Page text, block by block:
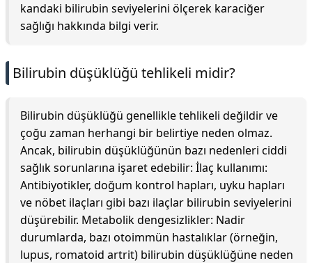
kandaki bilirubin seviyelerini ölçerek karaciğer
sağlığı hakkında bilgi verir.
Bilirubin düşüklüğü tehlikeli midir?
Bilirubin düşüklüğü genellikle tehlikeli değildir ve
çoğu zaman herhangi bir belirtiye neden olmaz.
Ancak, bilirubin düşüklüğünün bazı nedenleri ciddi
sağlık sorunlarına işaret edebilir: İlaç kullanımı:
Antibiyotikler, doğum kontrol hapları, uyku hapları
ve nöbet ilaçları gibi bazı ilaçlar bilirubin seviyelerini
düşürebilir. Metabolik dengesizlikler: Nadir
durumlarda, bazı otoimmün hastalıklar (örneğin,
lupus, romatoid artrit) bilirubin düşüklüğüne neden